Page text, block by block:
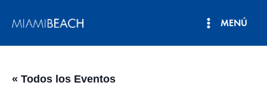
MENÚ
« Todos los Eventos